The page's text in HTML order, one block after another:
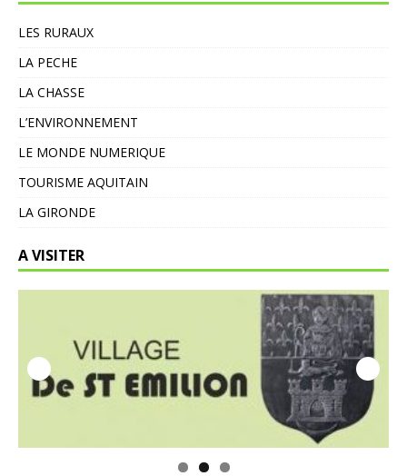
LES RURAUX
LA PECHE
LA CHASSE
L’ENVIRONNEMENT
LE MONDE NUMERIQUE
TOURISME AQUITAIN
LA GIRONDE
A VISITER